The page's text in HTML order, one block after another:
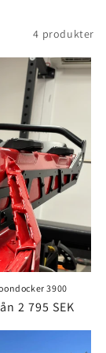
4 produkter
3900
2 795 SEK